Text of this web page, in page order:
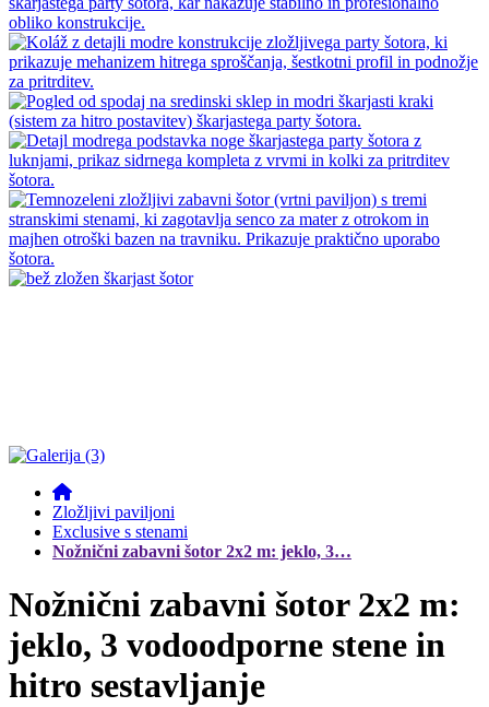
Zložljivi paviljoni
Exclusive s stenami
Nožnični zabavni šotor 2x2 m: jeklo, 3…
Nožnični zabavni šotor 2x2 m:
jeklo, 3 vodoodporne stene in
hitro sestavljanje